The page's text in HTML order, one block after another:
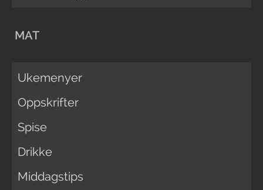
MAT
Ukemenyer
Oppskrifter
Spise
Drikke
Middagstips